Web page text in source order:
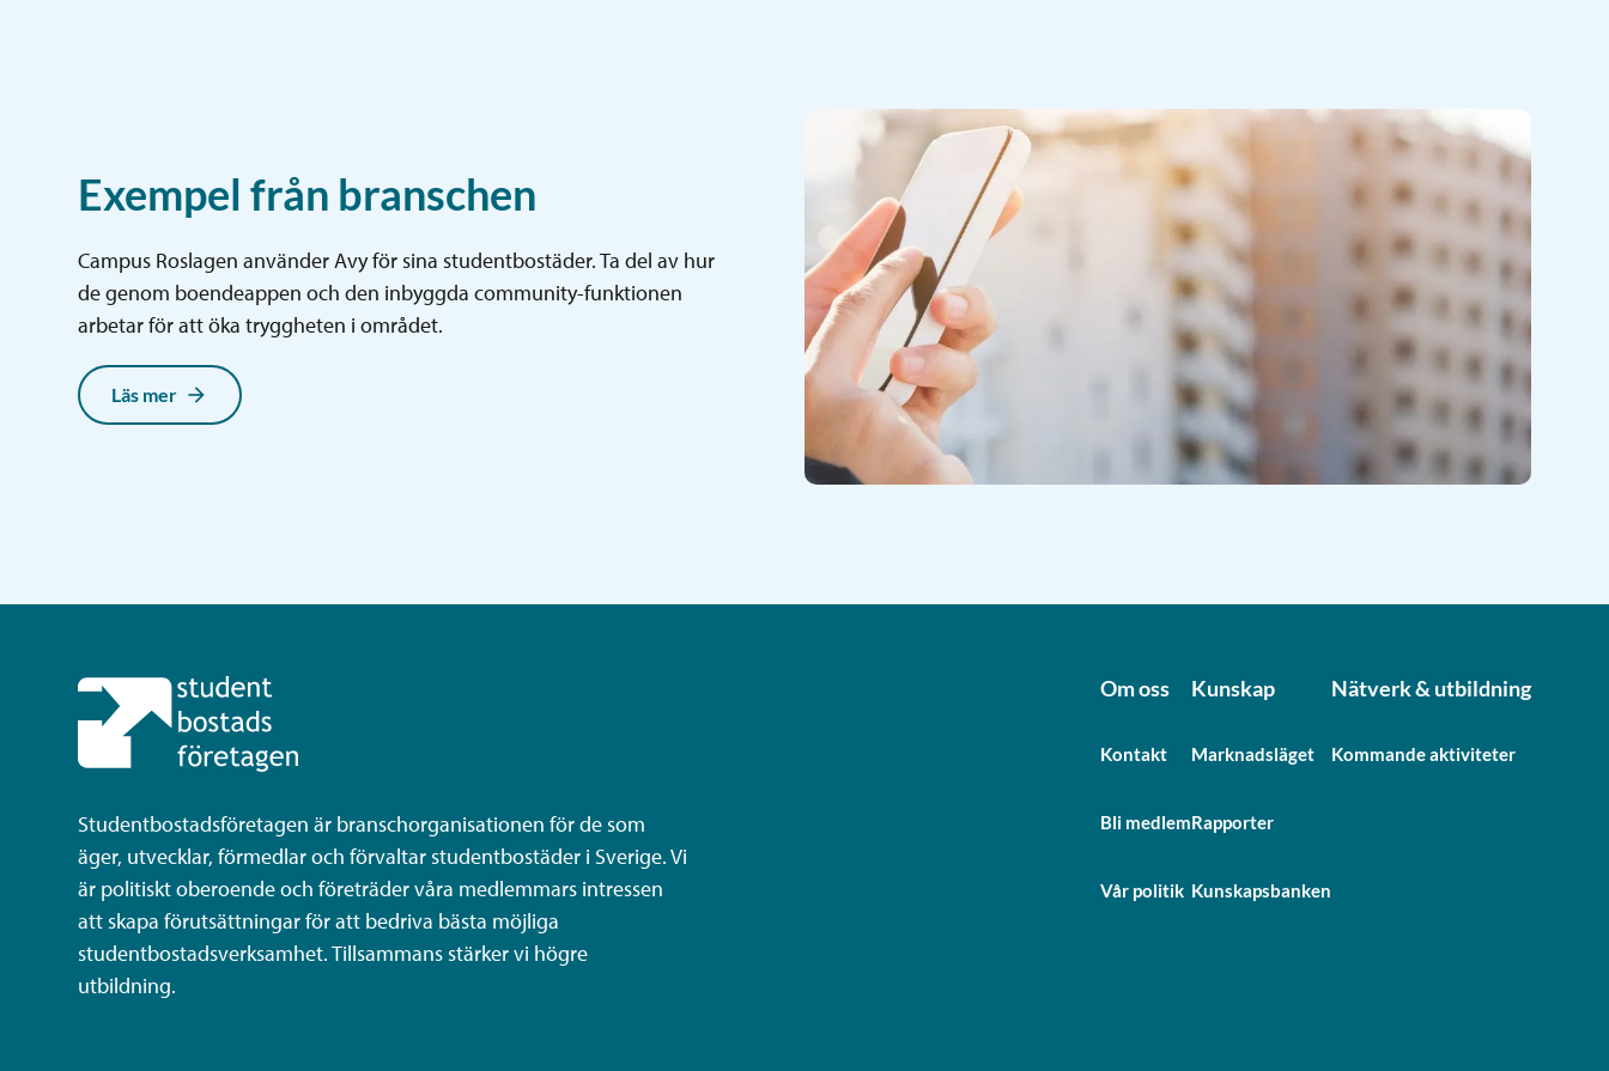
Exempel från branschen
Campus Roslagen använder Avy för sina studentbostäder. Ta del av hur
de genom boendeappen och den inbyggda community-funktionen
arbetar för att öka tryggheten i området.
Läs mer
Studentbostadsföretagen är branschorganisationen för de som
äger, utvecklar, förmedlar och förvaltar studentbostäder i Sverige. Vi
är politiskt oberoende och företräder våra medlemmars intressen
att skapa förutsättningar för att bedriva bästa möjliga
studentbostadsverksamhet. Tillsammans stärker vi högre
utbildning.
Om oss
Kontakt
Bli medlem
Vår politik
Kunskap
Marknadsläget
Rapporter
Kunskapsbanken
Nätverk & utbildning
Kommande aktiviteter